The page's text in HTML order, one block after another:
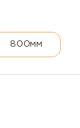
800мм